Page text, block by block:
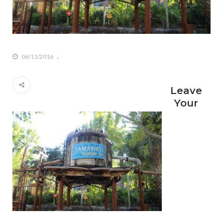
06/11/2016
Leave
Your